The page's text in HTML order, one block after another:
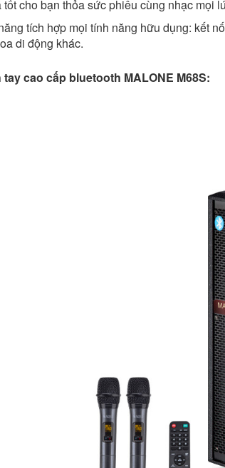
cho bạn thỏa sức phiêu cùng nhạc mọi
tích hợp mọi tính năng hữu dụng: kết
di động khác.
cao cấp bluetooth MALONE M68S: